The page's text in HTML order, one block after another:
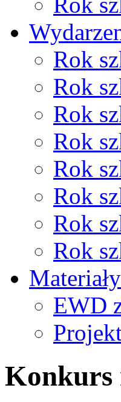
Rok
Rok
Rok
Rok
Rok
Rok
Rok
Rok
EWD
Konkurs